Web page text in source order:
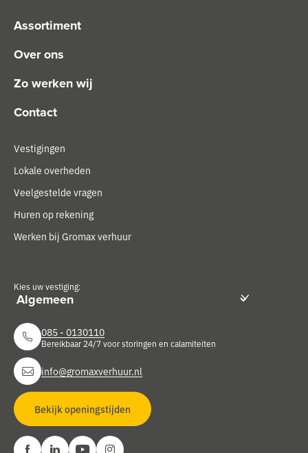
Assortiment
Over ons
Zo werken wij
Contact
Vestigingen
Lokale overheden
Veelgestelde vragen
Huren op rekening
Werken bij Gromax verhuur
Kies uw vestiging:
085 - 0130110
Bereikbaar 24/7 voor storingen en calamiteiten
info@gromaxverhuur.nl
Bekijk openingstijden